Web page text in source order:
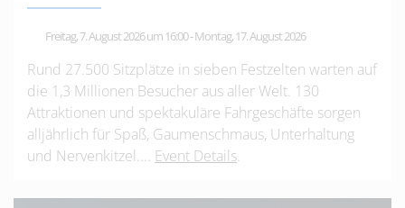
Freitag, 7. August 2026 um 16:00-Montag, 17. August 2026
Rund 27.500 Sitzplätze in sieben Festzelten warten auf
die 1,3 Millionen Besucher aus aller Welt. 130
Attraktionen und spektakuläre Fahrgeschäfte sorgen
alljährlich für Spaß, Gaumenschmaus, Unterhaltung
und Nervenkitzel.... Event Details.